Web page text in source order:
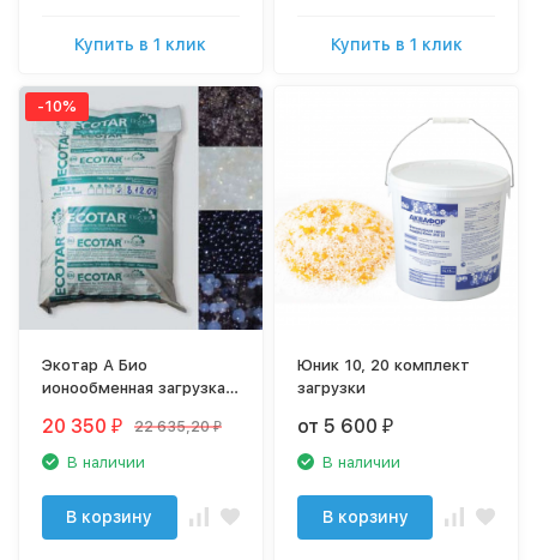
Купить в 1 клик Купить в 1 клик
-10%
Экотар А Био
ионообменная загрузка
20 350 ₽ 22 635,20 ₽
В наличии
В корзину
Юник 10, 20 комплект
загрузки
от 5 600₽
В наличии
В корзину